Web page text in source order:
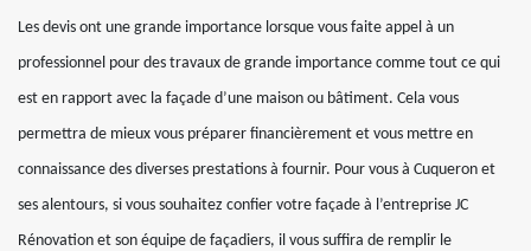
Les devis ont une grande importance lorsque vous faite appel à un
professionnel pour des travaux de grande importance comme tout ce qui
est en rapport avec la façade d’une maison ou bâtiment. Cela vous
permettra de mieux vous préparer financièrement et vous mettre en
connaissance des diverses prestations à fournir. Pour vous à Cuqueron et
ses alentours, si vous souhaitez confier votre façade à l’entreprise JC
Rénovation et son équipe de façadiers, il vous suffira de remplir le